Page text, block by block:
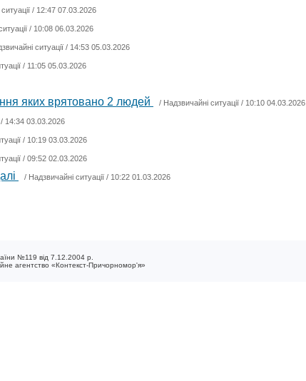
/ 12:47 07.03.2026
/ 10:08 06.03.2026
ситуації / 14:53 05.03.2026
/ 11:05 05.03.2026
яких врятовано 2 людей / Надзвичайні ситуації / 10:10 04.03.2026
/ 14:34 03.03.2026
/ 10:19 03.03.2026
/ 09:52 02.03.2026
/ Надзвичайні ситуації / 10:22 01.03.2026
№119 від 7.12.2004 р.
агентство «Контекст-Причорномор'я»